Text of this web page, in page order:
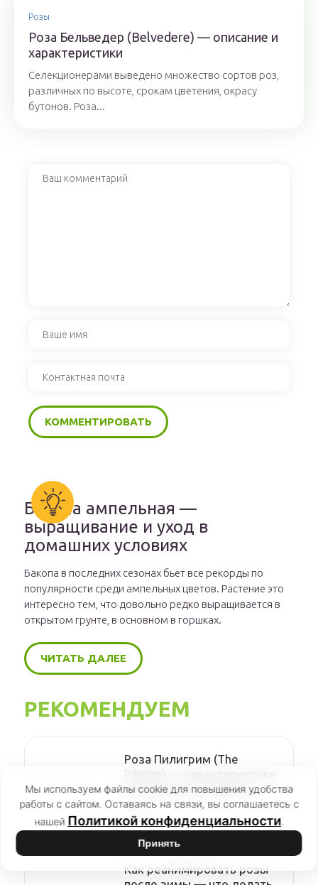
Розы
Роза Бельведер (Belvedere) — описание и
характеристики
Селекционерами выведено множество сортов роз,
различных по высоте, срокам цветения, окрасу
бутонов. Роза...
Бакопа ампельная —
выращивание и уход в
домашних условиях
Бакопа в последних сезонах бьет все рекорды по
популярности среди ампельных цветов. Растение это
интересно тем, что довольно редко выращивается в
открытом грунте, в основном в горшках.
ЧИТАТЬ ДАЛЕЕ
РЕКОМЕНДУЕМ
Роза Пилигрим (The
сортового кустарника
Розы
Как реанимировать розы
Мы используем файлы cookie для повышения удобства
работы с сайтом. Оставаясь на связи, вы соглашаетесь с
нашей Политикой конфиденциальности.
Принять